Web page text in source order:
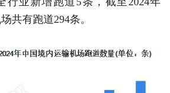
共有跑道294条。